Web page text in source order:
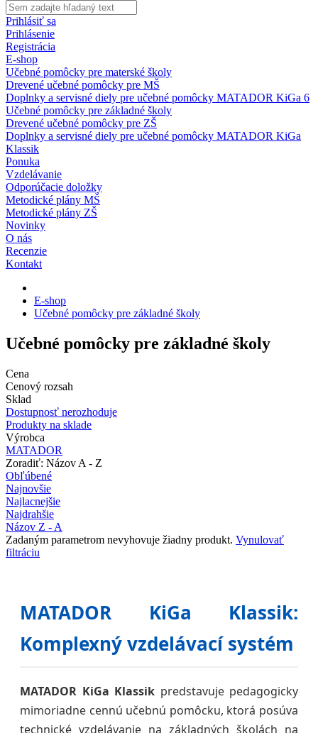
Prihlásiť sa
Prihlásenie
Registrácia
E-shop
Učebné pomôcky pre materské školy
Drevené učebné pomôcky pre MŠ
Doplnky a servisné diely pre učebné pomôcky MATADOR KiGa 6
Učebné pomôcky pre základné školy
Drevené učebné pomôcky pre ZŠ
Doplnky a servisné diely pre učebné pomôcky MATADOR KiGa
Klassik
Ponuka
Vzdelávanie
Odporúčacie doložky
Metodické plány MŠ
Metodické plány ZŠ
Novinky
O nás
Recenzie
Kontakt
E-shop
Učebné pomôcky pre základné školy
Učebné pomôcky pre základné školy
Cena
Cenový rozsah
Sklad
Dostupnosť nerozhoduje
Produkty na sklade
Výrobca
MATADOR
Zoradiť: Názov A - Z
Obľúbené
Najnovšie
Najlacnejšie
Najdrahšie
Názov Z - A
Zadaným parametrom nevyhovuje žiadny produkt. Vynulovať
filtráciu
MATADOR KiGa Klassik:
Komplexný vzdelávací systém
MATADOR KiGa Klassik predstavuje pedagogicky
mimoriadne cennú učebnú pomôcku, ktorá posúva
technické vzdelávanie na základných školách na